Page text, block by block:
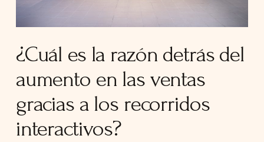
¿Cuál es la razón detrás del
aumento en las ventas
gracias a los recorridos
interactivos?